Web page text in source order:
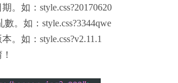
。如：style.css?20170620
。如：style.css?3344qwe
。如：style.css?v2.11.1